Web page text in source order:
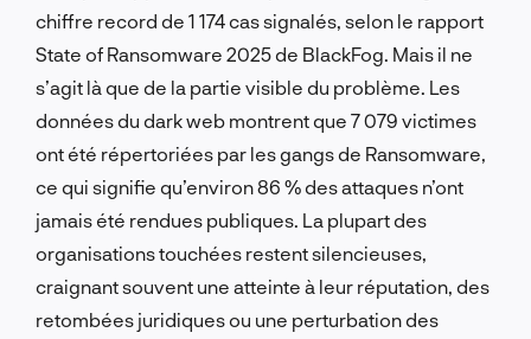
chiffre record de 1 174 cas signalés, selon le rapport
State of Ransomware 2025 de BlackFog. Mais il ne
s’agit là que de la partie visible du problème. Les
données du dark web montrent que 7 079 victimes
ont été répertoriées par les gangs de Ransomware,
ce qui signifie qu’environ 86 % des attaques n’ont
jamais été rendues publiques. La plupart des
organisations touchées restent silencieuses,
craignant souvent une atteinte à leur réputation, des
retombées juridiques ou une perturbation des